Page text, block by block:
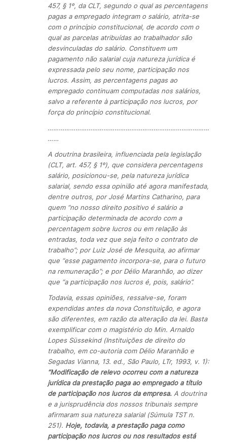
457, § 1º, da CLT, segundo o qual as percentagens
pagas a empregado integram o salário, atrita-se
com o princípio constitucional, de acordo com o
qual as parcelas atribuídas ao trabalhador são
desvinculadas do salário. Constituem um
pagamento não salarial cuja natureza jurídica é
expressada pelo seu nome, participação nos
lucros. Assim, as percentagens pagas ao
empregado continuam computadas nos salários,
salvo a referente à participação nos lucros, por
força do princípio constitucional.
……………………………………………………………………………
……
A doutrina brasileira, influenciada pela legislação
(CLT, art. 457, § 1º), que considera percentagens
salário, posicionou-se, pela natureza jurídica
salarial, sendo essa opinião até agora manifestada,
dentre outros, por José Martins Catharino, para
quem “no nosso direito positivo é salário a
participação determinada de acordo com a
percentagem sobre lucros ou em relação às
entradas, toda vez que seja feito o contrato de
trabalho”; por Luiz José de Mesquita, ao afirmar
que “esse pagamento incorpora-se, para o futuro
na remuneração”; e por Délio Maranhão, ao dizer
que “a participação nos lucros é, pois, salário”.
Todavia, essas opiniões, ressalve-se, foram
expendidas antes da nova Constituição, e agora
são diferentes, em razão da alteração da lei. Basta
exemplificar com o magistério do Min. Arnaldo
Lopes Süssekind (Instituições de direito do
trabalho, em co-autoria com Délio Maranhão e
Segadas Vianna, 13. ed., São Paulo, LTr, 1993, v. 1):
“Modificação de relevo ocorreu com a natureza
jurídica da prestação paga ao empregado a título
de participação nos lucros da empresa.A doutrina
e a jurisprudência dos nossos tribunais sempre
afirmaram sua natureza salarial (Súmula TST n.
251). Hoje, todavia, a prestação paga como
participação nos lucros ou nos resultados está